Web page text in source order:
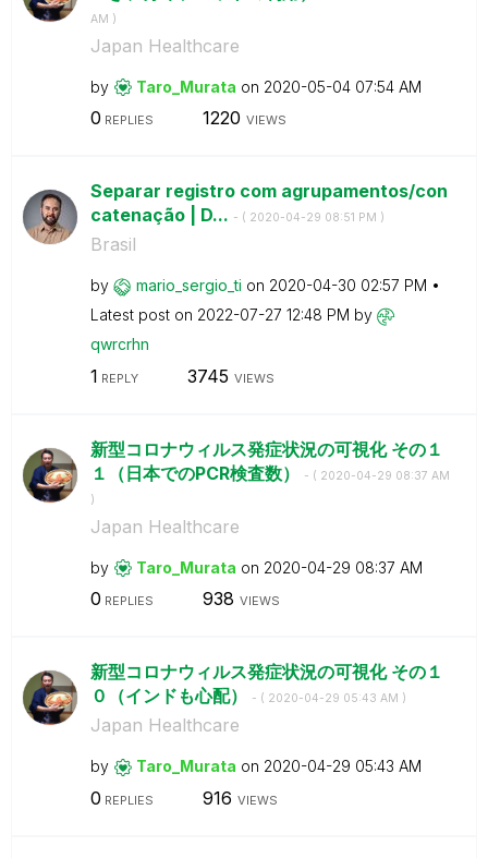
AM )
Japan Healthcare
by Taro_Murata on ‎2020-05-04 07:54 AM
0 REPLIES 1220 VIEWS
Separar registro com agrupamentos/con
catenação | D... - ( ‎2020-04-29 08:51 PM )
Brasil
by mario_sergio_ti on ‎2020-04-30 02:57 PM
Latest post on ‎2022-07-27 12:48 PM by
qwrcrhn
1 REPLY 3745 VIEWS
新型コロナウィルス発症状況の可視化 その１
１（日本でのPCR検査数）
- ( ‎2020-04-29 08:37 AM
)
Japan Healthcare
by Taro_Murata on ‎2020-04-29 08:37 AM
0 REPLIES 938 VIEWS
新型コロナウィルス発症状況の可視化 その１
０（インドも心配）
- ( ‎2020-04-29 05:43 AM )
Japan Healthcare
by Taro_Murata on ‎2020-04-29 05:43 AM
0 REPLIES 916 VIEWS